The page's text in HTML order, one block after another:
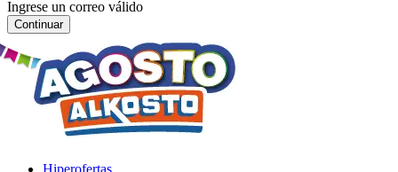
Ingrese un correo válido
Continuar
Hiperofertas